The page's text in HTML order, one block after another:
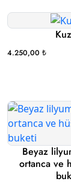
4.250,00 ₺
Beyaz
ortanca ve